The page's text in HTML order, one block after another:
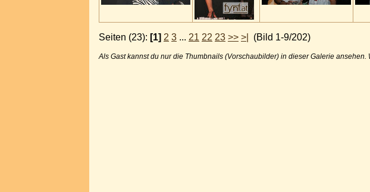
Seiten (23): [1] 2 3 ... 21 22 23 >> >| (Bild 1-9/202)
Als Gast kannst du nur die Thumbnails (Vorschaubilder) in dieser Galerie